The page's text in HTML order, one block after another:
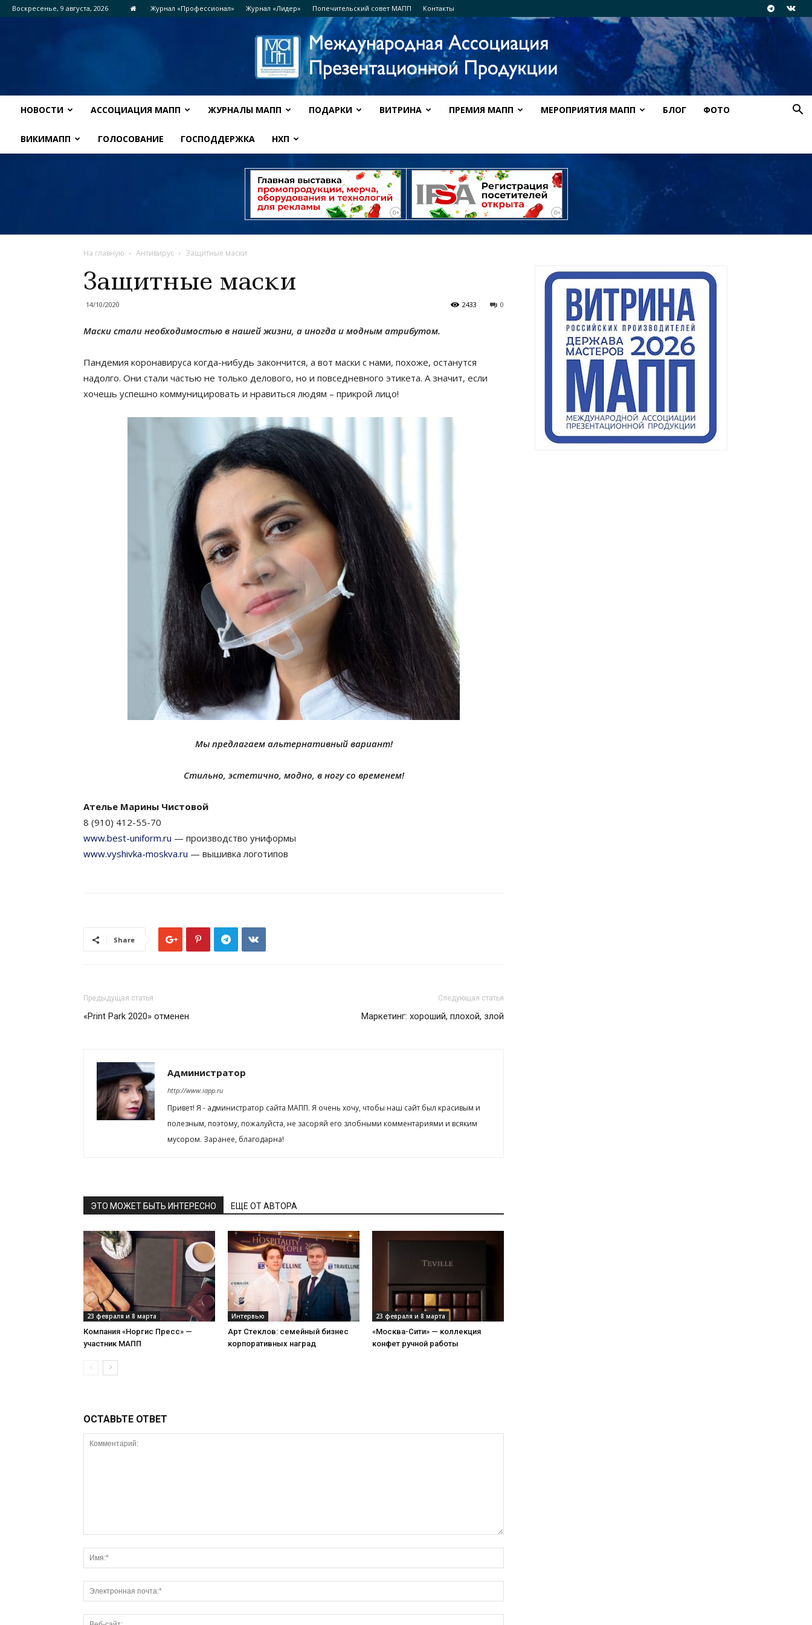
Воскресенье, 9 августа, 2026 Журнал «Профессионал» Журнал «Лидер» Попечительский совет МАПП Контакты
НОВОСТИ АССОЦИАЦИЯ МАПП ЖУРНАЛЫ МАПП ПОДАРКИ ВИТРИНА ПРЕМИЯ МАПП МЕРОПРИЯТИЯ МАПП БЛОГ ФОТО
ВИКИМАПП ГОЛОСОВАНИЕ ГОСПОДДЕРЖКА НХП
На главную Антивирус Защитные маски
Защитные маски
14/10/2020 0
2433
Маски стали необходимостью в нашей жизни, а иногда и модным атрибутом.
Пандемия коронавируса когда-нибудь закончится, а вот маски с нами, похоже, останутся
надолго. Они стали частью не только делового, но и повседневного этикета. А значит, если
хочешь успешно коммуницировать и нравиться людям – прикрой лицо!
Мы предлагаем альтернативный вариант!
Стильно, эстетично, модно, в ногу со временем!
Ателье Марины Чистовой
8 (910) 412-55-70
www.best-uniform.ru — производство униформы
www.vyshivka-moskva.ru — вышивка логотипов
Share
Предыдущая статья
«Print Park 2020» отменен
Следующая статья
Маркетинг: хороший, плохой, злой
Администратор
http://www.iapp.ru
Привет! Я - администратор сайта МАПП. Я очень хочу, чтобы наш сайт был красивым и
полезным, поэтому, пожалуйста, не засоряй его злобными комментариями и всяким
мусором. Заранее, благодарна!
ЭТО МОЖЕТ БЫТЬ ИНТЕРЕСНО ЕЩЕ ОТ АВТОРА
23 февраля и 8 марта
Компания «Норгис Пресс» —
участник МАПП
Интервью
Арт Стеклов: семейный бизнес
корпоративных наград
23 февраля и 8 марта
«Москва-Сити» — коллекция
конфет ручной работы
ОСТАВЬТЕ ОТВЕТ